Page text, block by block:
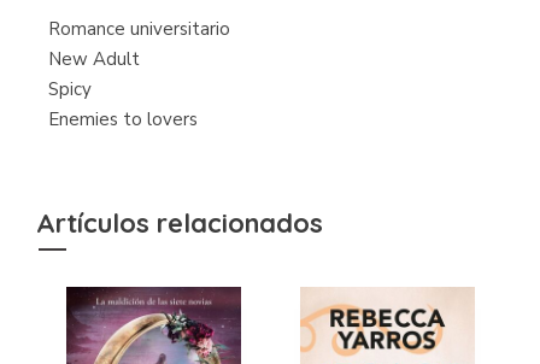
Romance universitario
New Adult
Spicy
Enemies to lovers
Artículos relacionados